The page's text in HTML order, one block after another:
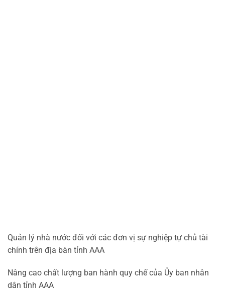
Quản lý nhà nước đối với các đơn vị sự nghiệp tự chủ tài
chính trên địa bàn tỉnh AAA
Nâng cao chất lượng ban hành quy chế của Ủy ban nhân
dân tỉnh AAA